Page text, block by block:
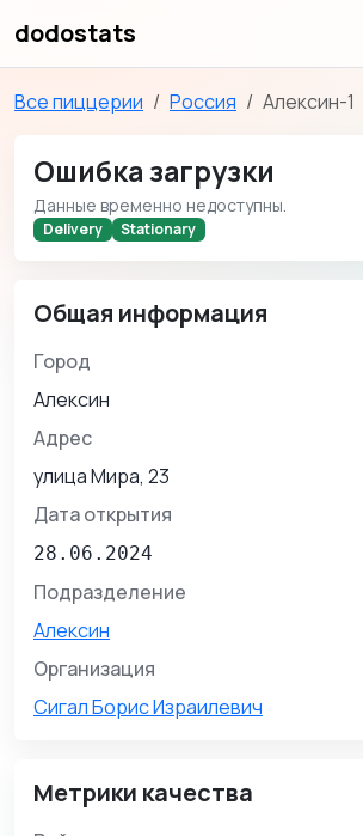
dodostats
Все пиццерии Россия Алексин-1
Ошибка загрузки
Данные временно недоступны.
Delivery Stationary
Общая информация
Город
Алексин
Адрес
улица Мира, 23
Дата открытия
28.06.2024
Подразделение
Алексин
Организация
Сигал Борис Израилевич
Метрики качества